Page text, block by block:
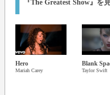
『The Greatest Show』
Hero
Mariah Carey
Blank
Taylor Swift